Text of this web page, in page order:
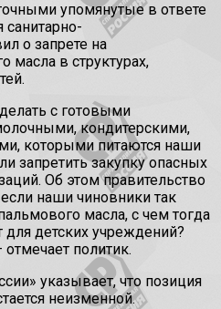
упомянутые в ответе
санитарно-
о запрете на
масла в структурах,
с готовыми
кондитерскими,
которыми питаются наши
запретить закупку опасных
Об этом правительство
наши чиновники так
масла, с чем тогда
для детских учреждений?
отмечает политик.
указывает, что позиция
неизменной.